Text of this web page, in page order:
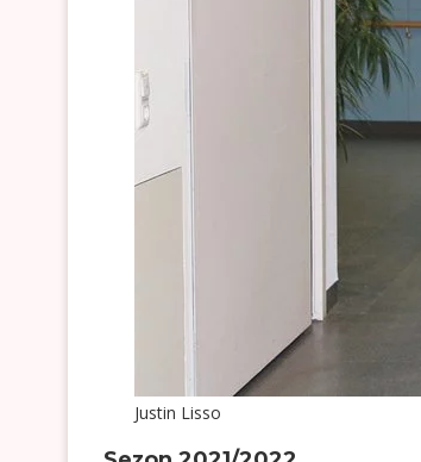
Justin Lisso